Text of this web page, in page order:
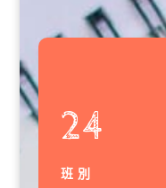
24
班別